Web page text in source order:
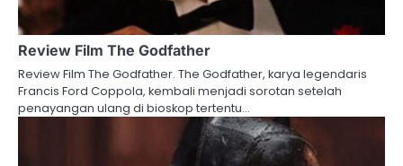
Review Film The Godfather
Review Film The Godfather. The Godfather, karya legendaris
Francis Ford Coppola, kembali menjadi sorotan setelah
penayangan ulang di bioskop tertentu…